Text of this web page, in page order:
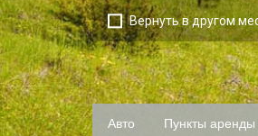
Вернуть в другом
Авто Пункты аренды